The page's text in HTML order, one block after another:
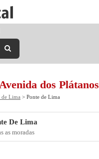
dos Plátanos
de Lima > Ponte de Lima
De Lima
as moradas